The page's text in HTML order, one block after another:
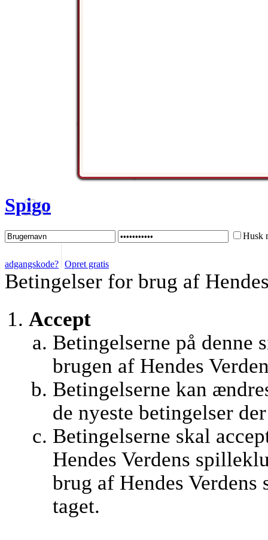
Spigo
Husk
adgangskode? Opret gratis
Betingelser for brug af
Accept
Betingelserne på denne
brugen af Hendes
Betingelserne kan
de nyeste betingelser
Betingelserne skal
Hendes Verdens
brug af Hendes
taget.